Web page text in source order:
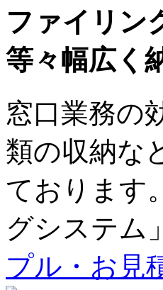
ファイリン
等々幅広く
窓口業務の
類の収納な
ております
グシステム
プル・お見